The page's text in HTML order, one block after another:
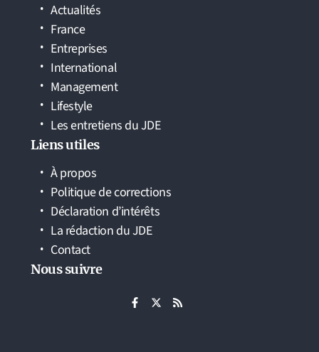
Actualités
France
Entreprises
International
Management
Lifestyle
Les entretiens du JDE
Liens utiles
À propos
Politique de corrections
Déclaration d’intérêts
La rédaction du JDE
Contact
Nous suivre